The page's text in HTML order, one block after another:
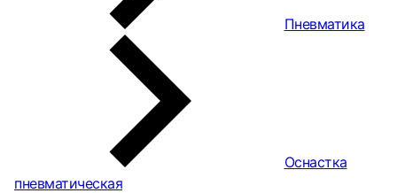
Пневматика
Оснастка
пневматическая